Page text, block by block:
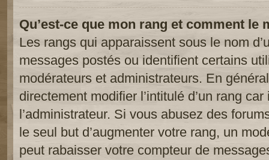
Qu’est-ce que mon rang et comment le
Les rangs qui apparaissent sous le nom
messages postés ou identifient certains
modérateurs et administrateurs. En
directement modifier l’intitulé d’un rang
l’administrateur. Si vous abusez des
le seul but d’augmenter votre rang, un
peut rabaisser votre compteur de